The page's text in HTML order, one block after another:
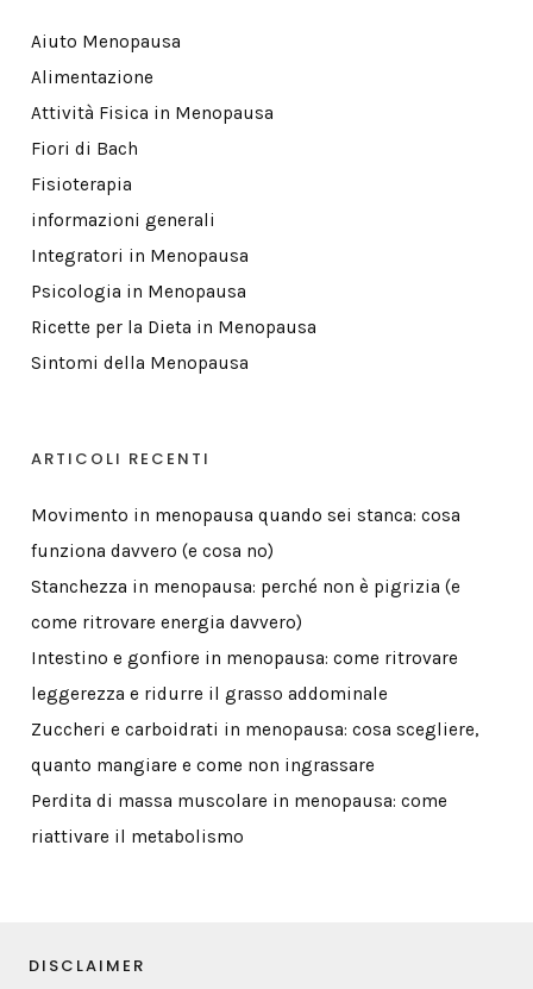
Aiuto Menopausa
Alimentazione
Attività Fisica in Menopausa
Fiori di Bach
Fisioterapia
informazioni generali
Integratori in Menopausa
Psicologia in Menopausa
Ricette per la Dieta in Menopausa
Sintomi della Menopausa
ARTICOLI RECENTI
Movimento in menopausa quando sei stanca: cosa
funziona davvero (e cosa no)
Stanchezza in menopausa: perché non è pigrizia (e
come ritrovare energia davvero)
Intestino e gonfiore in menopausa: come ritrovare
leggerezza e ridurre il grasso addominale
Zuccheri e carboidrati in menopausa: cosa scegliere,
quanto mangiare e come non ingrassare
Perdita di massa muscolare in menopausa: come
riattivare il metabolismo
DISCLAIMER